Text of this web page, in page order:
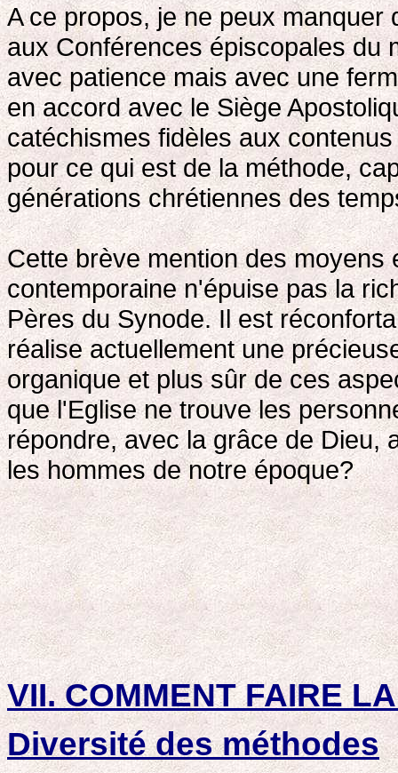
A ce propos, je ne peux
aux Conférences épiscopales du
avec patience mais avec une
en accord avec le Siège
catéchismes fidèles aux
pour ce qui est de la méthode,
générations chrétiennes des
Cette brève mention des
contemporaine n'épuise pas la
Pères du Synode. Il est
réalise actuellement une
organique et plus sûr de ces
que l'Eglise ne trouve les
répondre, avec la grâce de Dieu,
les hommes de notre époque?
VII. COMMENT FAIRE
Diversité des méthodes